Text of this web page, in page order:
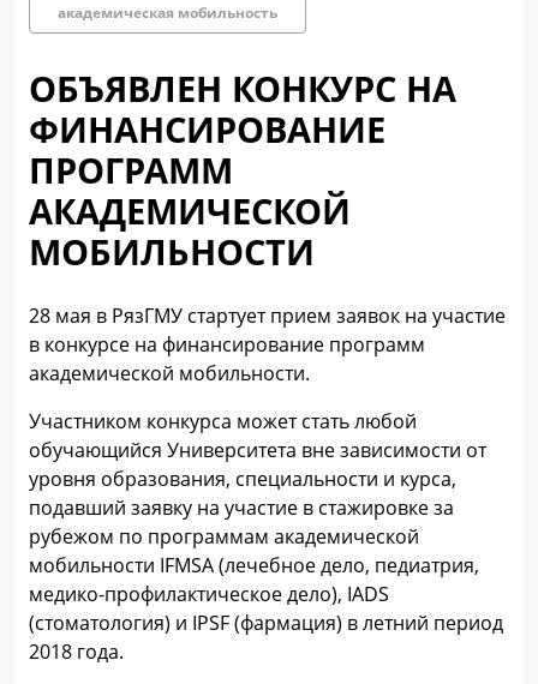
академическая мобильность
ОБЪЯВЛЕН КОНКУРС НА
ФИНАНСИРОВАНИЕ
ПРОГРАММ
АКАДЕМИЧЕСКОЙ
МОБИЛЬНОСТИ
28 мая в РязГМУ стартует прием заявок на участие
в конкурсе на финансирование программ
академической мобильности.
Участником конкурса может стать любой
обучающийся Университета вне зависимости от
уровня образования, специальности и курса,
подавший заявку на участие в стажировке за
рубежом по программам академической
мобильности IFMSA (лечебное дело, педиатрия,
медико-профилактическое дело), IADS
(стоматология) и IPSF (фармация) в летний период
2018 года.